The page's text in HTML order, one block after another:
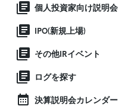
個人投資家向け説明会
IPO(新規上場)
その他IRイベント
ログを探す
決算説明会カレンダー